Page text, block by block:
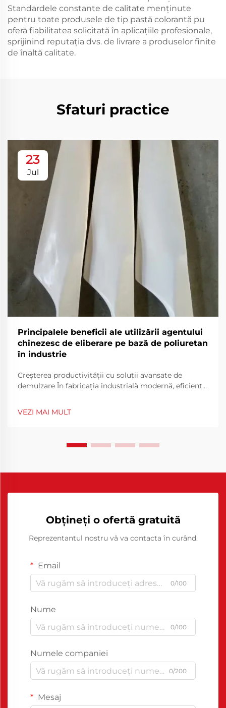
Standardele constante de calitate menținute
pentru toate produsele de tip pastă colorantă pu
oferă fiabilitatea solicitată în aplicațiile profesionale,
sprijinind reputația dvs. de livrare a produselor finite
de înaltă calitate.
Sfaturi practice
23
Jul
Principalele beneficii ale utilizării agentului
chinezesc de eliberare pe bază de poliuretan
în industrie
Creșterea productivității cu soluții avansate de
demulzare În fabricația industrială modernă, eficiența
instrumentele esențiale care contribuie la eficiența
VEZI MAI MULT
Obțineți o ofertă gratuită
Reprezentantul nostru vă va contacta în curând.
Email
0/100
Nume
0/100
Numele companiei
0/200
Mesaj